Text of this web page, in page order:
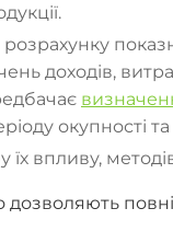
доходів,
окупності
впливу, методів
дозволяють